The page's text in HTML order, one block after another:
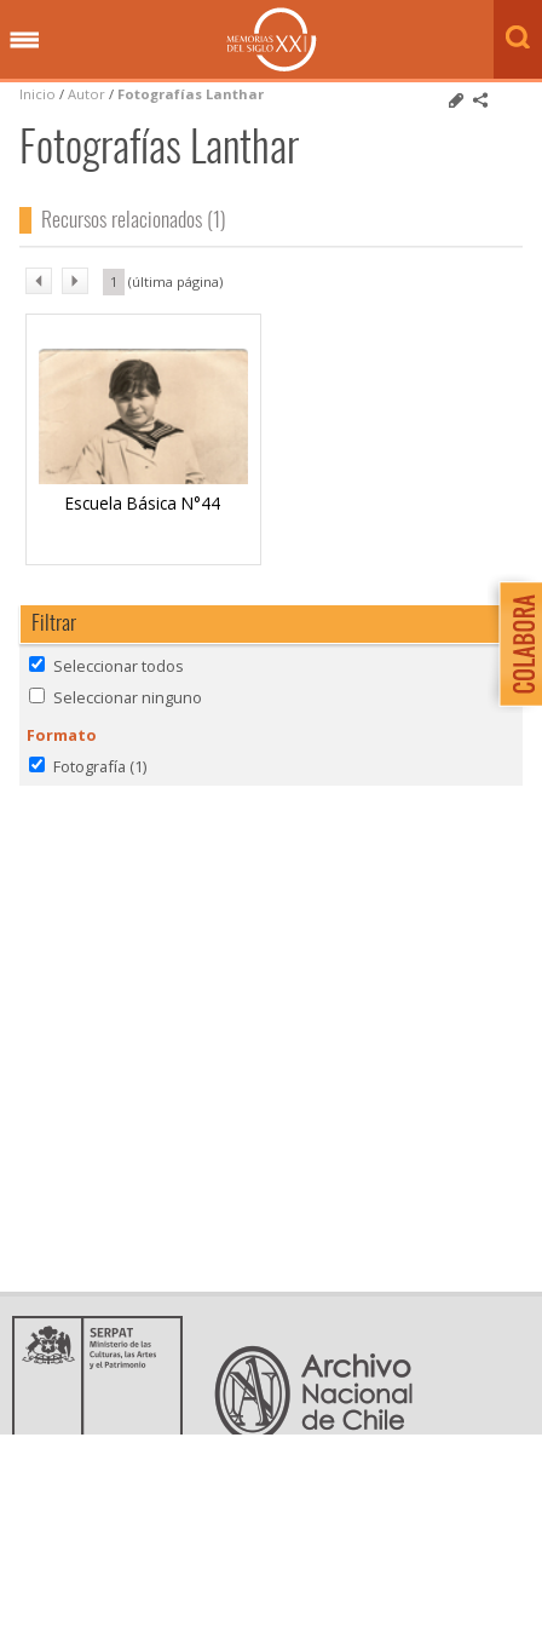
Inicio / Autor / Fotografías Lanthar
Fotografías Lanthar
Recursos relacionados (1)
Escuela Básica N°44
1
Filtrar
Seleccionar todos
Seleccionar ninguno
Formato
Fotografía (1)